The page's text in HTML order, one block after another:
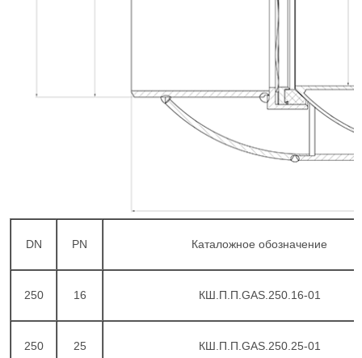
DN PN Каталожное обозначение
250 16 КШ.П.П.GAS.250.16-01
250 25 КШ.П.П.GAS.250.25-01